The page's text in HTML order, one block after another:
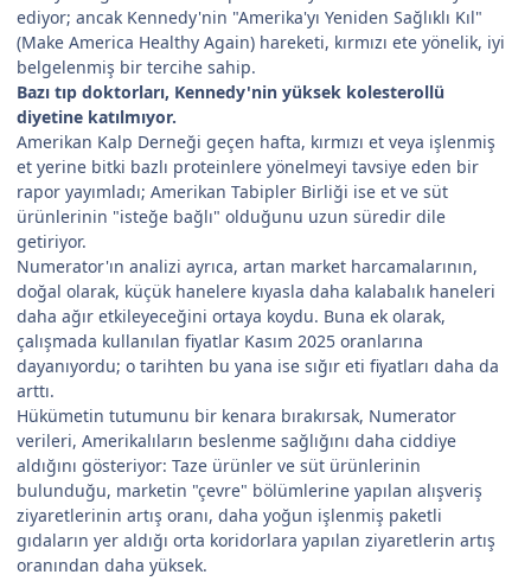
ediyor; ancak Kennedy'nin "Amerika'yı Yeniden Sağlıklı Kıl"
(Make America Healthy Again) hareketi, kırmızı ete yönelik, iyi
belgelenmiş bir tercihe sahip.
Bazı tıp doktorları, Kennedy'nin yüksek kolesterollü
diyetine katılmıyor.
Amerikan Kalp Derneği geçen hafta, kırmızı et veya işlenmiş
et yerine bitki bazlı proteinlere yönelmeyi tavsiye eden bir
rapor yayımladı; Amerikan Tabipler Birliği ise et ve süt
ürünlerinin "isteğe bağlı" olduğunu uzun süredir dile
getiriyor.
Numerator'ın analizi ayrıca, artan market harcamalarının,
doğal olarak, küçük hanelere kıyasla daha kalabalık haneleri
daha ağır etkileyeceğini ortaya koydu. Buna ek olarak,
çalışmada kullanılan fiyatlar Kasım 2025 oranlarına
dayanıyordu; o tarihten bu yana ise sığır eti fiyatları daha da
arttı.
Hükümetin tutumunu bir kenara bırakırsak, Numerator
verileri, Amerikalıların beslenme sağlığını daha ciddiye
aldığını gösteriyor: Taze ürünler ve süt ürünlerinin
bulunduğu, marketin "çevre" bölümlerine yapılan alışveriş
ziyaretlerinin artış oranı, daha yoğun işlenmiş paketli
gıdaların yer aldığı orta koridorlara yapılan ziyaretlerin artış
oranından daha yüksek.